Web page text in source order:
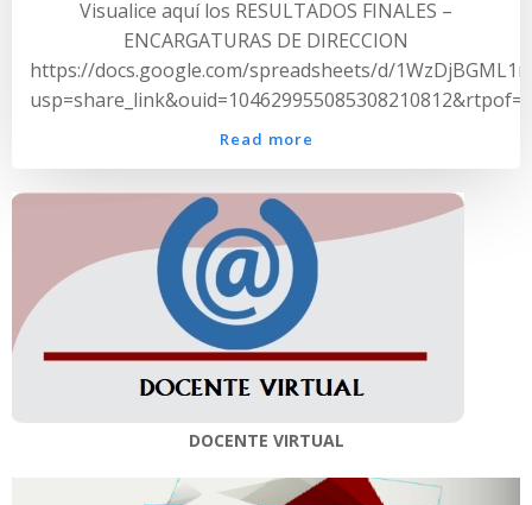
Visualice aquí los RESULTADOS FINALES –
ENCARGATURAS DE DIRECCION
https://docs.google.com/spreadsheets/d/
Read more
DOCENTE VIRTUAL